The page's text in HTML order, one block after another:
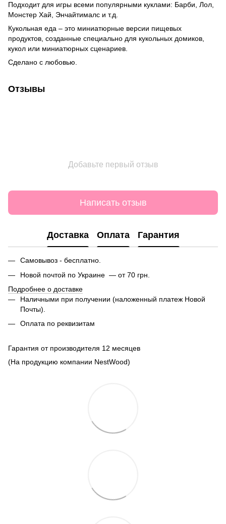
Подходит для игры всеми популярными куклами: Барби, Лол,
Монстер Хай, Энчайтималс и т.д.
Кукольная еда – это миниатюрные версии пищевых
продуктов, созданные специально для кукольных домиков,
кукол или миниатюрных сценариев.
Сделано с любовью.
Отзывы
Добавьте первый отзыв
Написать отзыв
Доставка Оплата Гарантия
Самовывоз - бесплатно.
Новой почтой по Украине — от 70 грн.
Подробнее о доставке
Наличными при получении (наложенный платеж Новой
Почты).
Оплата по реквизитам
Гарантия от производителя 12 месяцев
(На продукцию компании NestWood)